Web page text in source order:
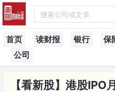
搜索公司或文章
首页 读财报 银行 保
公司
【看新股】港股IPO